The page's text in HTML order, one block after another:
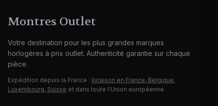
Montres Outlet
Votre destination pour les plus grandes marques
horlogères à prix outlet. Authenticité garantie sur chaque
pièce.
Expédition depuis la France : livraison en France, Belgique,
Luxembourg, Suisse et dans toute l'Union européenne.